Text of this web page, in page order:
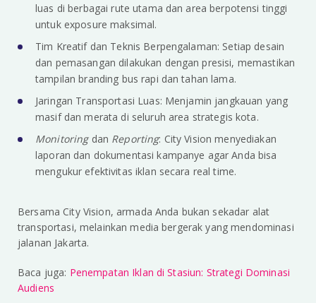
luas di berbagai rute utama dan area berpotensi tinggi
untuk exposure maksimal.
Tim Kreatif dan Teknis Berpengalaman: Setiap desain
dan pemasangan dilakukan dengan presisi, memastikan
tampilan branding bus rapi dan tahan lama.
Jaringan Transportasi Luas: Menjamin jangkauan yang
masif dan merata di seluruh area strategis kota.
Monitoring dan Reporting: City Vision menyediakan
laporan dan dokumentasi kampanye agar Anda bisa
mengukur efektivitas iklan secara real time.
Bersama City Vision, armada Anda bukan sekadar alat
transportasi, melainkan media bergerak yang mendominasi
jalanan Jakarta.
Baca juga: Penempatan Iklan di Stasiun: Strategi Dominasi
Audiens